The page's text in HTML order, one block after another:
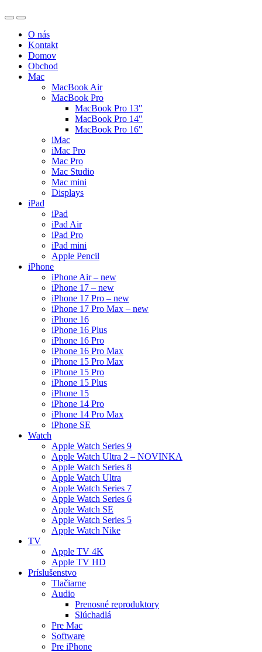
O nás
Kontakt
Domov
Obchod
Mac
MacBook Air
MacBook Pro
MacBook Pro 13″
MacBook Pro 14″
MacBook Pro 16″
iMac
iMac Pro
Mac Pro
Mac Studio
Mac mini
Displays
iPad
iPad
iPad Air
iPad Pro
iPad mini
Apple Pencil
iPhone
iPhone Air – new
iPhone 17 – new
iPhone 17 Pro – new
iPhone 17 Pro Max – new
iPhone 16
iPhone 16 Plus
iPhone 16 Pro
iPhone 16 Pro Max
iPhone 15 Pro Max
iPhone 15 Pro
iPhone 15 Plus
iPhone 15
iPhone 14 Pro
iPhone 14 Pro Max
iPhone SE
Watch
Apple Watch Series 9
Apple Watch Ultra 2 – NOVINKA
Apple Watch Series 8
Apple Watch Ultra
Apple Watch Series 7
Apple Watch Series 6
Apple Watch SE
Apple Watch Series 5
Apple Watch Nike
TV
Apple TV 4K
Apple TV HD
Príslušenstvo
Tlačiarne
Audio
Prenosné reproduktory
Slúchadlá
Pre Mac
Software
Pre iPhone